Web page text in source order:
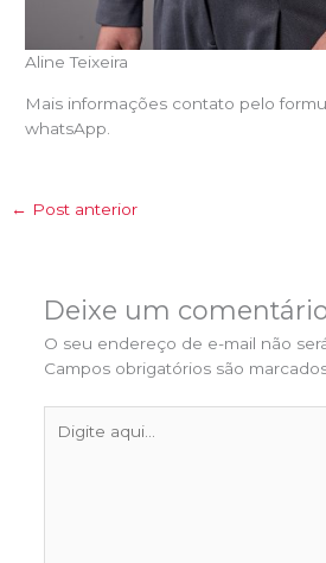
Aline Teixeira
Mais informações contato pelo
whatsApp.
← Post anterior
Deixe um
O seu endereço de e-mail não
Campos obrigatórios são
aqui...